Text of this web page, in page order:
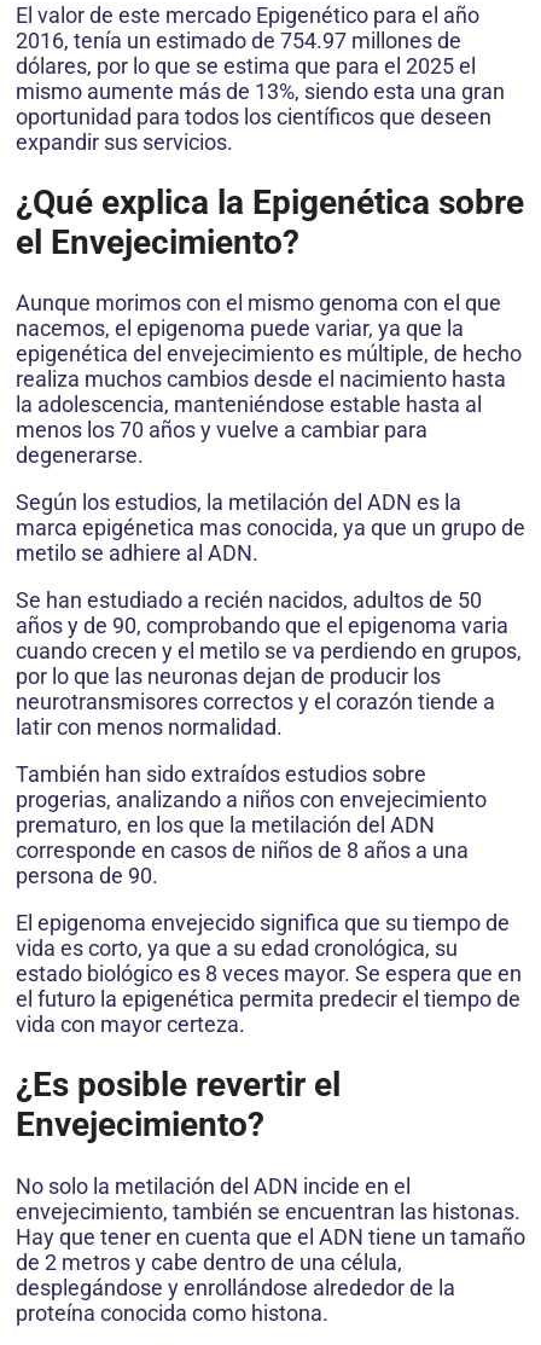
El valor de este mercado Epigenético para el año
2016, tenía un estimado de 754.97 millones de
dólares, por lo que se estima que para el 2025 el
mismo aumente más de 13%, siendo esta una gran
oportunidad para todos los científicos que deseen
expandir sus servicios.
¿Qué explica la Epigenética sobre
el Envejecimiento?
Aunque morimos con el mismo genoma con el que
nacemos, el epigenoma puede variar, ya que la
epigenética del envejecimiento es múltiple, de hecho
realiza muchos cambios desde el nacimiento hasta
la adolescencia, manteniéndose estable hasta al
menos los 70 años y vuelve a cambiar para
degenerarse.
Según los estudios, la metilación del ADN es la
marca epigénetica mas conocida, ya que un grupo de
metilo se adhiere al ADN.
Se han estudiado a recién nacidos, adultos de 50
años y de 90, comprobando que el epigenoma varia
cuando crecen y el metilo se va perdiendo en grupos,
por lo que las neuronas dejan de producir los
neurotransmisores correctos y el corazón tiende a
latir con menos normalidad.
También han sido extraídos estudios sobre
progerias, analizando a niños con envejecimiento
prematuro, en los que la metilación del ADN
corresponde en casos de niños de 8 años a una
persona de 90.
El epigenoma envejecido significa que su tiempo de
vida es corto, ya que a su edad cronológica, su
estado biológico es 8 veces mayor. Se espera que en
el futuro la epigenética permita predecir el tiempo de
vida con mayor certeza.
¿Es posible revertir el
Envejecimiento?
No solo la metilación del ADN incide en el
envejecimiento, también se encuentran las histonas.
Hay que tener en cuenta que el ADN tiene un tamaño
de 2 metros y cabe dentro de una célula,
desplegándose y enrollándose alrededor de la
proteína conocida como histona.